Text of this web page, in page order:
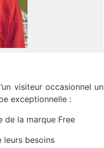
visiteur occasionnel un
exceptionnelle :
de la marque Free
leurs besoins